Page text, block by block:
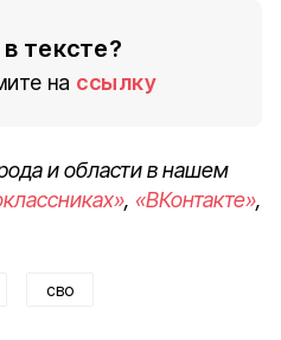
тексте?
на ссылку
и области в нашем
, «ВКонтакте»,
сво